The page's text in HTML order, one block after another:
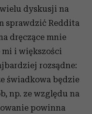
dyskusji na
sprawdzić Reddita
dręczące mnie
i większości
rozsądne:
świadkowa będzie
np. ze względu na
powinna